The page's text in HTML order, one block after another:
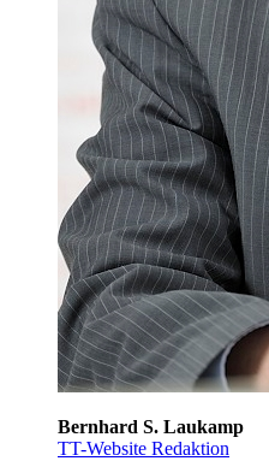
Bernhard S. Laukamp
TT-Website Redaktion